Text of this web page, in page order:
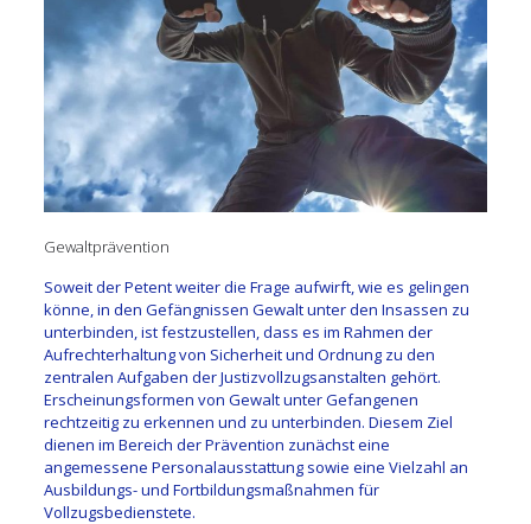
Gewaltprävention
Soweit der Petent weiter die Frage aufwirft, wie es gelingen
könne, in den Gefängnissen Gewalt unter den Insassen zu
unterbinden, ist festzustellen, dass es im Rahmen der
Aufrechterhaltung von Sicherheit und Ordnung zu den
zentralen Aufgaben der Justizvollzugsanstalten gehört.
Erscheinungsformen von Gewalt unter Gefangenen
rechtzeitig zu erkennen und zu unterbinden. Diesem Ziel
dienen im Bereich der Prävention zunächst eine
angemessene Personalausstattung sowie eine Vielzahl an
Ausbildungs- und Fortbildungsmaßnahmen für
Vollzugsbedienstete.